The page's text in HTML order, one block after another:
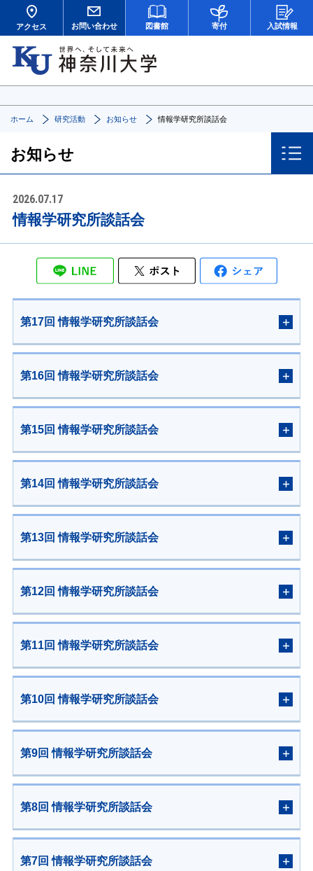
アクセス お問い合わせ 図書館 寄付 入試情報
ホーム 研究活動 お知らせ 情報学研究所談話会
お知らせ
2026.07.17
情報学研究所談話会
第17回 情報学研究所談話会
第16回 情報学研究所談話会
第15回 情報学研究所談話会
第14回 情報学研究所談話会
第13回 情報学研究所談話会
第12回 情報学研究所談話会
第11回 情報学研究所談話会
第10回 情報学研究所談話会
第9回 情報学研究所談話会
第8回 情報学研究所談話会
第7回 情報学研究所談話会